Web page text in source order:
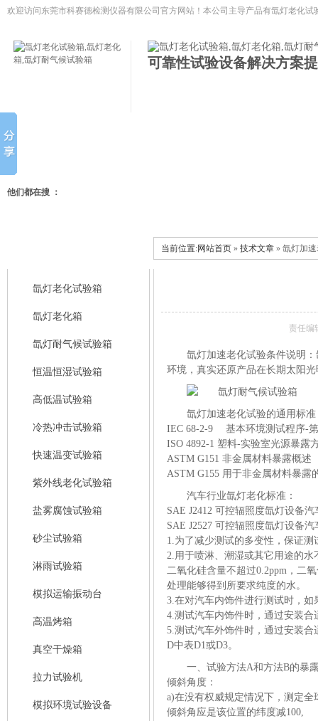
欢迎访问东莞市科赛德检测仪器有限公司官方网站！本公司主导产品有氙灯老化试
可靠性试验设备解决方案
他们都在搜 ：
氙灯老化试验箱
氙灯老化箱
氙灯耐气候试验箱
恒温恒湿试验箱
高低温试验箱
冷热冲击试验箱
快速温变试验箱
紫外线老化试验箱
盐雾腐蚀试验箱
砂尘试验箱
淋雨试验箱
模拟运输振动台
高温烤箱
真空干燥箱
拉力试验机
模拟环境试验设备
当前位置:网站首页 » 技术文章 » 氙灯加
责任编
氙灯加速老化试验条件说明
环境，真实还原产品在长期太阳
氙灯加速老化试验的通用标准
IEC 68-2-9 基本环境测试程序-
ISO 4892-1 塑料-实验室光源暴露
ASTM G151 非金属材料暴露概述
ASTM G155 用于非金属材料暴露
汽车行业氙灯老化标准：
SAE J2412 可控辐照度氙灯设备
SAE J2527 可控辐照度氙灯设备
1.为了减少测试的多变性，保证
2.用于喷淋、潮湿或其它用途的
二氧化硅含量不超过0.2ppm，二
处理能够得到所要求纯度的水。
3.在对汽车内饰件进行测试时，
4.测试汽车内饰件时，通过安装
5.测试汽车外饰件时，通过安装
D中表D1或D3。
一、试验方法A和方法B的暴
倾斜角度：
a)在没有权威规定情况下，测定
倾斜角应是该位置的纬度减100,